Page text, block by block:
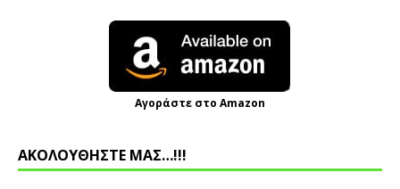
Αγοράστε στο Amazon
ΑΚΟΛΟΥΘΗΣΤΕ ΜΑΣ…!!!